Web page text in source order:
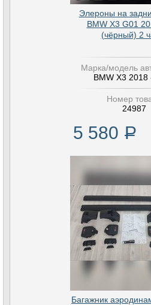
Элероны на
BMW X3 G01
(чёрный) 2
Марка/модель
BMW X3 2018
Номер
24987
5 580 Р
Багажник